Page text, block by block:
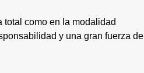
como en la modalidad
y una gran fuerza de